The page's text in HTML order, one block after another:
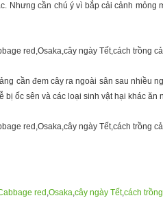
Nhưng cần chú ý vì bắp cải cảnh
cần đem cây ra ngoài sân sau nhiều
ốc sên và các loại sinh vật hại khác
red ,Osaka,cây ngày Tết,cách